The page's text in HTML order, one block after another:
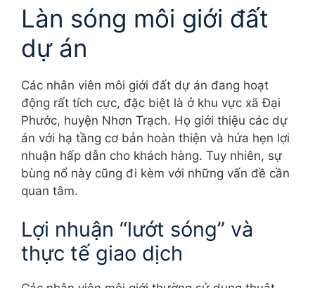
Làn sóng môi giới đất
dự án
Các nhân viên môi giới đất dự án đang hoạt
động rất tích cực, đặc biệt là ở khu vực xã Đại
Phước, huyện Nhơn Trạch. Họ giới thiệu các dự
án với hạ tầng cơ bản hoàn thiện và hứa hẹn lợi
nhuận hấp dẫn cho khách hàng. Tuy nhiên, sự
bùng nổ này cũng đi kèm với những vấn đề cần
quan tâm.
Lợi nhuận “lướt sóng” và
thực tế giao dịch